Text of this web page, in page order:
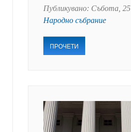
Публикувано: Събота,
Народно събрание
ПРОЧЕТИ